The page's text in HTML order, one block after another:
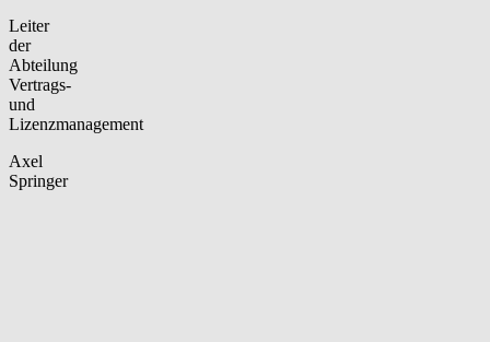
Leiter
der
Abteilung
Vertrags-
und
Lizenzmanagement
Axel
Springer